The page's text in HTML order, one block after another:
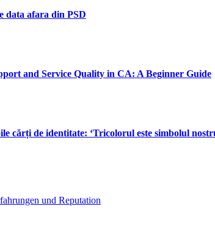
data afara din PSD
and Service Quality in CA: A Beginner Guide
cărți de identitate: ‘Tricolorul este simbolul
und Reputation